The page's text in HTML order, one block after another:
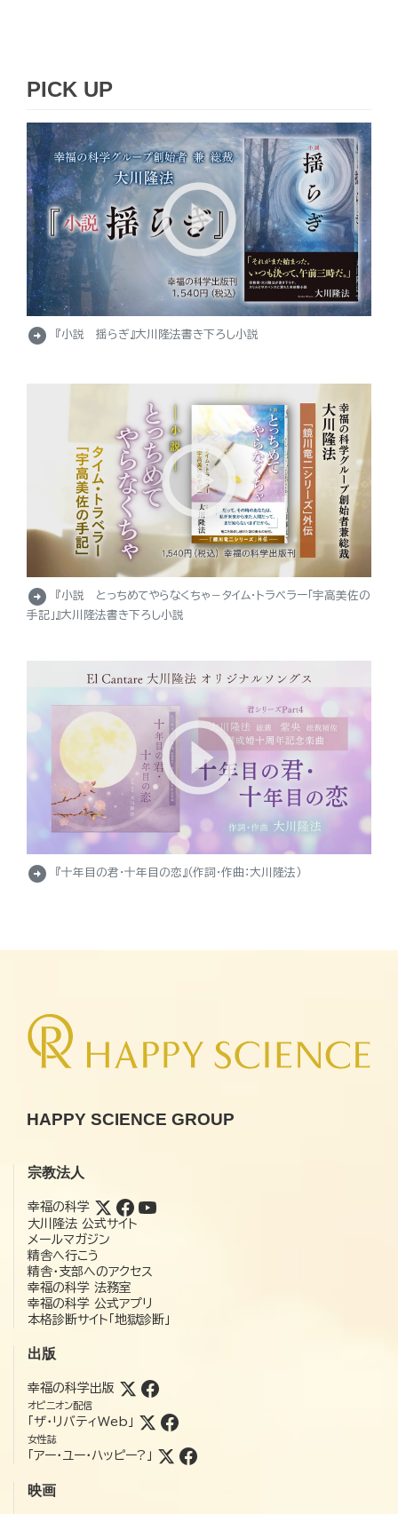
PICK UP
arrow_circle_right 『小説 揺らぎ』大川隆法書き下ろし小説
arrow_circle_right
『小説 とっちめてやらなくちゃ－タイム・トラベラー「宇高美佐の
手記」』大川隆法書き下ろし小説
arrow_circle_right 『十年目の君・十年目の恋』（作詞・作曲：大川隆法）
HAPPY SCIENCE GROUP
宗教法人
幸福の科学
大川隆法 公式サイト
メールマガジン
精舎へ行こう
精舎・支部へのアクセス
幸福の科学 法務室
幸福の科学 公式アプリ
本格診断サイト「地獄診断」
出版
幸福の科学出版
オピニオン配信
「ザ・リバティWeb」
女性誌
「アー・ユー・ハッピー?」
映画